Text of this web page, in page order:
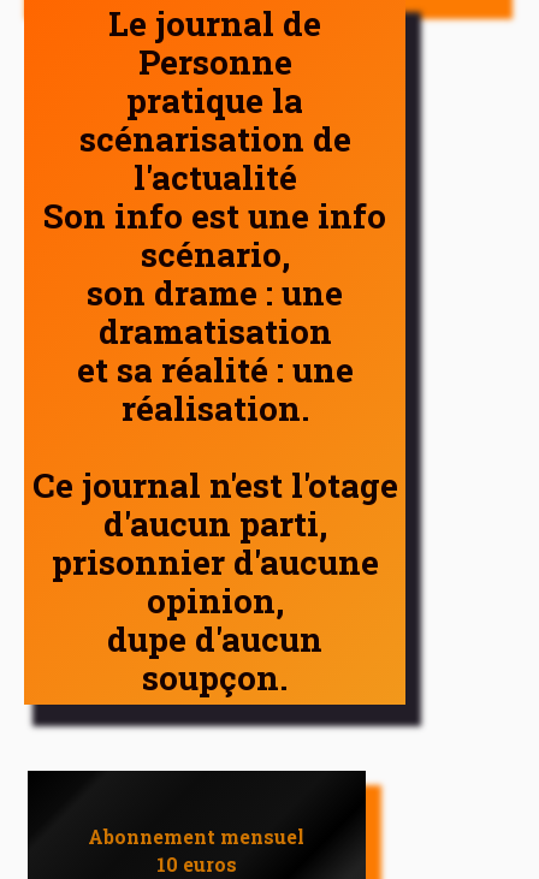
Le journal de
Personne
pratique la
scénarisation de
l'actualité
Son info est une info
scénario,
son drame : une
dramatisation
et sa réalité : une
réalisation.
Ce journal n'est l'otage
d'aucun parti,
prisonnier d'aucune
opinion,
dupe d'aucun
soupçon.
Abonnement mensuel
10 euros